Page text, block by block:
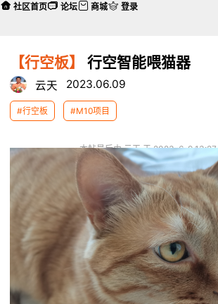
【行空板】 行空智能喂猫器
云天 2023.06.09
#行空板 #M10项目
本帖最后由 云天 于 2023-6-9 13:27
社区首页 论坛 商城 登录